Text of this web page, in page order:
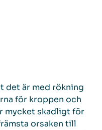
det är med rökning
för kroppen och
mycket skadligt för
orsaken till